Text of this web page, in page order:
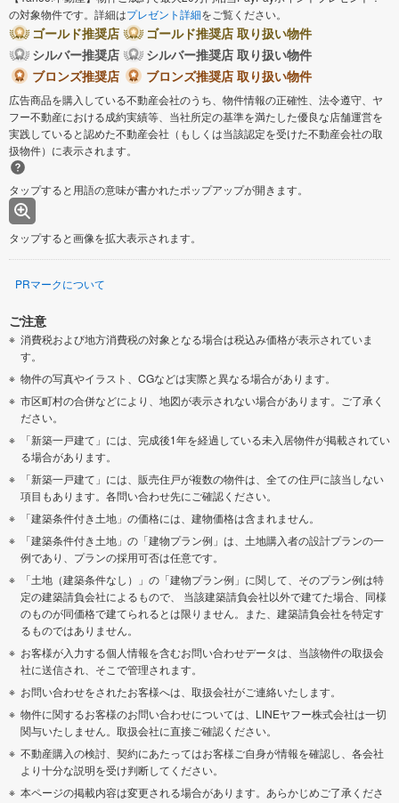
の対象物件です。詳細はプレゼント詳細をご覧ください。
ゴールド推奨店
ゴールド推奨店 取り扱い物件
シルバー推奨店
シルバー推奨店 取り扱い物件
ブロンズ推奨店
ブロンズ推奨店 取り扱い物件
広告商品を購入している不動産会社のうち、物件情報の正確性、法令遵守、ヤ
フー不動産における成約実績等、当社所定の基準を満たした優良な店舗運営を
実践していると認めた不動産会社（もしくは当該認定を受けた不動産会社の取
扱物件）に表示されます。
タップすると用語の意味が書かれたポップアップが開きます。
タップすると画像を拡大表示されます。
PRマークについて
ご注意
消費税および地方消費税の対象となる場合は税込み価格が表示されていま
す。
物件の写真やイラスト、CGなどは実際と異なる場合があります。
市区町村の合併などにより、地図が表示されない場合があります。ご了承く
ださい。
「新築一戸建て」には、完成後1年を経過している未入居物件が掲載されてい
る場合があります。
「新築一戸建て」には、販売住戸が複数の物件は、全ての住戸に該当しない
項目もあります。各問い合わせ先にご確認ください。
「建築条件付き土地」の価格には、建物価格は含まれません。
「建築条件付き土地」の「建物プラン例」は、土地購入者の設計プランの一
例であり、プランの採用可否は任意です。
「土地（建築条件なし）」の「建物プラン例」に関して、そのプラン例は特
定の建築請負会社によるもので、 当該建築請負会社以外で建てた場合、同様
のものが同価格で建てられるとは限りません。また、建築請負会社を特定す
るものではありません。
お客様が入力する個人情報を含むお問い合わせデータは、当該物件の取扱会
社に送信され、そこで管理されます。
お問い合わせをされたお客様へは、取扱会社がご連絡いたします。
物件に関するお客様のお問い合わせについては、LINEヤフー株式会社は一切
関与いたしません。取扱会社に直接ご確認ください。
不動産購入の検討、契約にあたってはお客様ご自身が情報を確認し、各会社
より十分な説明を受け判断してください。
本ページの掲載内容は変更される場合があります。あらかじめご了承くださ